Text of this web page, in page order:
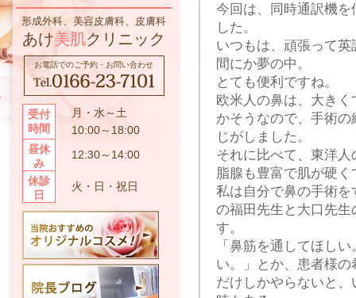
形成外科、美容皮膚科、皮膚科
あけ美肌クリニック
お電話でのご予約・お問い合わせ
受付
時間
月・水～土
10:00～18:00
昼休
み
12:30～14:00
休診
日
火・日・祝日
今回は、同時通訳機
した。
いつもは、頑張って
間にか夢の中。
とても便利ですね。
欧米人の鼻は、大き
かそうなので、手術
じがしました。
それに比べて、東洋
脂腺も豊富で肌が硬
私は自分で鼻の手術
の福田先生と大口先
す。
「鼻筋を通してほし
い。」とか、患者様
だけしかやらないと